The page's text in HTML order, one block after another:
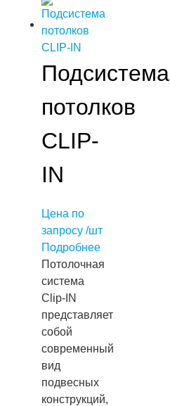
Подсистема
потолков
CLIP-
IN
Цена по
запросу /шт
Подробнее
Потолочная
система
Clip-IN
представляет
собой
современный
вид
подвесных
конструкций,